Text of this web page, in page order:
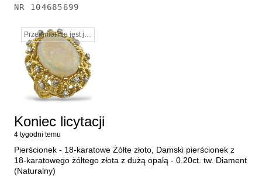
NR 104685699
Przedmiot nie jest już dostępny
Koniec licytacji
4 tygodni temu
Pierścionek - 18-karatowe Żółte złoto, Damski pierścionek z
18-karatowego żółtego złota z dużą opalą - 0.20ct. tw. Diament
(Naturalny)